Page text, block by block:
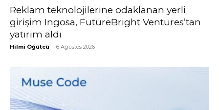
Reklam teknolojilerine odaklanan yerli
girişim Ingosa, FutureBright Ventures’tan
yatırım aldı
Hilmi Öğütcü - 6 Ağustos 2026